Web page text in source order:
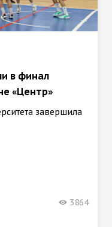
в финал
«Центр»
завершила
3864